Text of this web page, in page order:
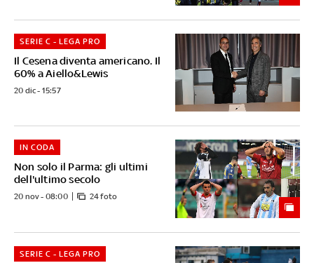
Il Cesena diventa americano. Il
60% a Aiello&Lewis
SERIE C - LEGA PRO
20 dic - 15:57
Non solo il Parma: gli ultimi
dell'ultimo secolo
IN CODA
20 nov - 08:00 24 foto
SERIE C - LEGA PRO